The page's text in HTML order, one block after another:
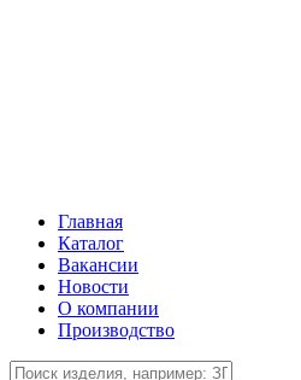
Главная
Каталог
Вакансии
Новости
О компании
Производство